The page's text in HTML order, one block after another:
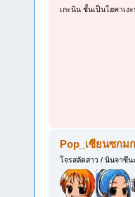
เกะนิน ชั้นเป็นโฮคาเง
Pop_เซียนซกมก
โจรสลัดสาว / นินจาซึน